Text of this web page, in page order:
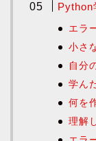
Python
エラ
小さ
自分
学ん
何を
理解